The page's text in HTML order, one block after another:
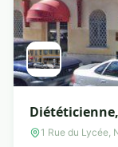
1 Rue du